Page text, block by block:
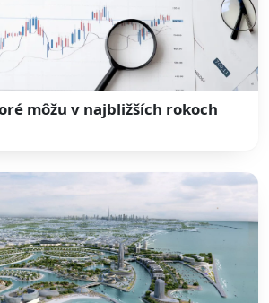
môžu v najbližších rokoch